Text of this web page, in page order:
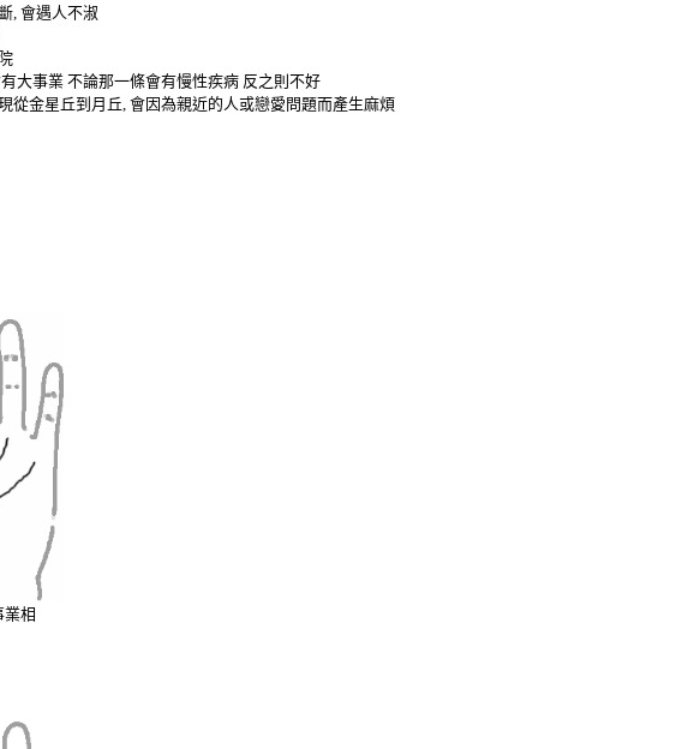
, 會遇人不淑
大事業 不論那一條會有慢性疾病 反之則不好
從金星丘到月丘, 會因為親近的人或戀愛問題而產生麻煩
業相